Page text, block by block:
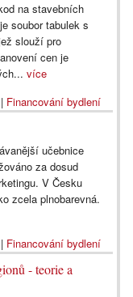
na stavebních
soubor tabulek s
slouží pro
cen je
více
Financování bydlení
učebnice
za dosud
V Česku
zcela plnobarevná.
Financování bydlení
- teorie a